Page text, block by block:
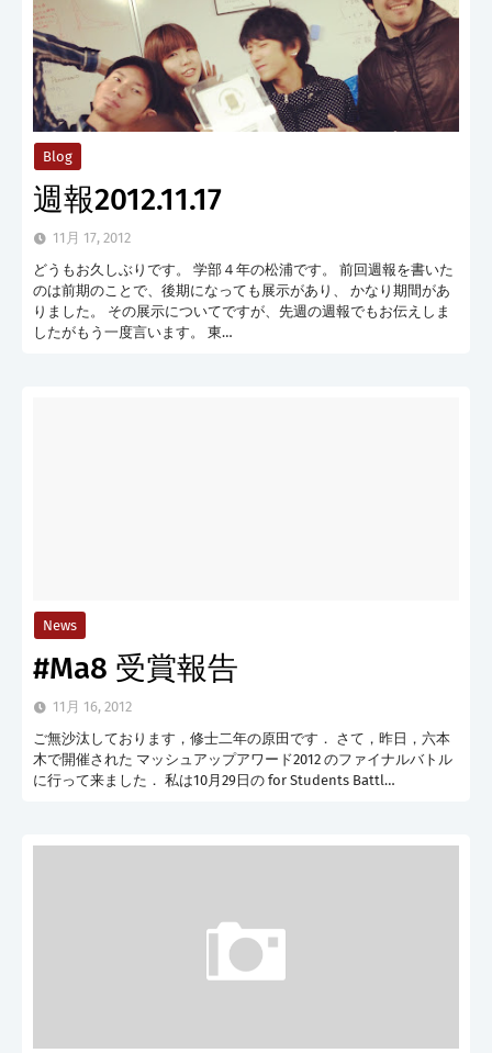
Blog
週報2012.11.17
11月 17, 2012
どうもお久しぶりです。 学部４年の松浦です。 前回週報を書いた
のは前期のことで、後期になっても展示があり、 かなり期間があ
りました。 その展示についてですが、先週の週報でもお伝えしま
したがもう一度言います。 東…
News
#Ma8 受賞報告
11月 16, 2012
ご無沙汰しております，修士二年の原田です． さて，昨日，六本
木で開催された マッシュアップアワード2012 のファイナルバトル
に行って来ました． 私は10月29日の for Students Battl…